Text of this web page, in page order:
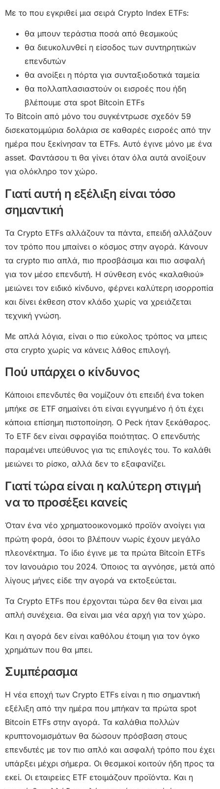
Με το που εγκριθεί μια σειρά Crypto Index ETFs:
θα μπουν τεράστια ποσά από θεσμικούς
θα διευκολυνθεί η είσοδος των συντηρητικών
επενδυτών
θα ανοίξει η πόρτα για συνταξιοδοτικά ταμεία
θα πολλαπλασιαστούν οι εισροές που ήδη
βλέπουμε στα spot Bitcoin ETFs
Το Bitcoin από μόνο του συγκέντρωσε σχεδόν 59
δισεκατομμύρια δολάρια σε καθαρές εισροές από την
ημέρα που ξεκίνησαν τα ETFs. Αυτό έγινε μόνο με ένα
asset. Φαντάσου τι θα γίνει όταν όλα αυτά ανοίξουν
για ολόκληρο τον χώρο.
Γιατί αυτή η εξέλιξη είναι τόσο
σημαντική
Τα Crypto ETFs αλλάζουν τα πάντα, επειδή αλλάζουν
τον τρόπο που μπαίνει ο κόσμος στην αγορά. Κάνουν
τα crypto πιο απλά, πιο προσβάσιμα και πιο ασφαλή
για τον μέσο επενδυτή. Η σύνθεση ενός «καλαθιού»
μειώνει τον ειδικό κίνδυνο, φέρνει καλύτερη ισορροπία
και δίνει έκθεση στον κλάδο χωρίς να χρειάζεται
τεχνική γνώση.
Με απλά λόγια, είναι ο πιο εύκολος τρόπος να μπεις
στα crypto χωρίς να κάνεις λάθος επιλογή.
Πού υπάρχει ο κίνδυνος
Κάποιοι επενδυτές θα νομίζουν ότι επειδή ένα token
μπήκε σε ETF σημαίνει ότι είναι εγγυημένο ή ότι έχει
κάποια επίσημη πιστοποίηση. Ο Peck ήταν ξεκάθαρος.
Το ETF δεν είναι σφραγίδα ποιότητας. Ο επενδυτής
παραμένει υπεύθυνος για τις επιλογές του. Το καλάθι
μειώνει το ρίσκο, αλλά δεν το εξαφανίζει.
Γιατί τώρα είναι η καλύτερη στιγμή
να το προσέξει κανείς
Όταν ένα νέο χρηματοοικονομικό προϊόν ανοίγει για
πρώτη φορά, όσοι το βλέπουν νωρίς έχουν μεγάλο
πλεονέκτημα. Το ίδιο έγινε με τα πρώτα Bitcoin ETFs
τον Ιανουάριο του 2024. Όποιος τα αγνόησε, μετά από
λίγους μήνες είδε την αγορά να εκτοξεύεται.
Τα Crypto ETFs που έρχονται τώρα δεν θα είναι μια
απλή συνέχεια. Θα είναι μια νέα αρχή για τον χώρο.
Και η αγορά δεν είναι καθόλου έτοιμη για τον όγκο
χρημάτων που θα μπει.
Συμπέρασμα
Η νέα εποχή των Crypto ETFs είναι η πιο σημαντική
εξέλιξη από την ημέρα που μπήκαν τα πρώτα spot
Bitcoin ETFs στην αγορά. Τα καλάθια πολλών
κρυπτονομισμάτων θα δώσουν πρόσβαση στους
επενδυτές με τον πιο απλό και ασφαλή τρόπο που έχει
υπάρξει μέχρι σήμερα. Οι θεσμικοί κοιτούν ήδη προς τα
εκεί. Οι εταιρείες ETF ετοιμάζουν προϊόντα. Και η